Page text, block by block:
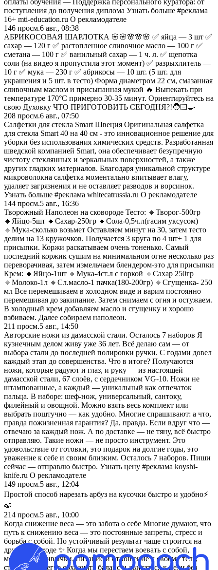
поступления до получения диплома Узнать больше #реклама
16+ mti-education.ru О рекламодателе
146 просм.6 авг., 08:38
АБРИКОСОВАЯ ШАРЛОТКА 🌸🌸🌸🌸🌸 ✅ яйца — 3 шт ✅
сахар — 120 г ✅ растопленное сливочное масло — 100 г ✅
сметана — 100 г ✅ ванильный сахар — 1 ч. л. ✅ щепотка
соли (на видео я пропустила этот момент) ✅ разрыхлитель —
10 г ✅ мука — 230 г ✅ абрикосы — 10 шт. (5 шт. для
украшения и 5 шт. в тесто) Форма диаметром 22 см, смазанная
сливочным маслом и присыпанная мукой 🔥 Выпекать при
температуре 170°С примерно 30-35 минут. Ориентируйтесь на
свою Духовку ЧТО ПРИГОТОВИТЬ СЕГОДНЯ?!🧑🏻‍🍳
208 просм.6 авг., 07:50
Салфетки для стекла Smart Швеция Оригинальная салфетка
для стекла Smart 40 на 40 см - это инновационное решение для
уборки без использования химических средств. Разработанная
шведской компанией Smart, она обеспечивает безупречную
чистоту стеклянных и зеркальных поверхностей, а также
других гладких материалов. Благодаря уникальной структуре
микроволокна салфетка моментально впитывает влагу,
удаляет загрязнения и не оставляет разводов и ворсинок.
Узнать больше #реклама whitecatrussia.ru О рекламодателе
144 просм.5 авг., 16:36
Творожный Наполеон на сковороде Тесто: 🔸Творог-500гр
🔸Яйцо-5шт 🔸Сахар-250гр 🔸Сола-0,5ч.л(гасим уксусом)
🔸Мука-сколько возьмет Оставляем минут на 30, затем тесто
делим на 13 кружочков. Получается 3 круга по 4 шт+ 1 для
присыпки. Коржи раскатываем очень тоненько. Самый
последний коржик сушим на минимальном огне несколько раз
переворачивая, затем измельчаем блендером-это для присыпки
Крем: 🔸Яйцо-1шт 🔸Мука-4ст.л с горкой 🔸Сахар 250гр
🔸Молоко-1л 🔸Сл.масло-1 пачка(180-200гр) 🔸Сгущенка- 250
мл Все перемешиваем в холодном виде и варим постоянно
перемешивая до закипание. Затем снимаем с огня и остужаем.
В холодный крем добавляем масло и сгущенку и хорошо
взбиваем. Далее собираем наполеон.
211 просм.5 авг., 14:50
Авторские ножи из дамасской стали. Осталось 7 наборов Я
кузнечным делом живу уже 36 лет. Всё делаю сам — от
выбора стали до последней полировки ручки. С годами довел
каждый этап до совершенства. Что в итоге? Получаются
ножи, которые радуют и глаз, и руку — из настоящей
дамасской стали, 67 слоёв, с сердечником VG-10. Ножи не
штампованные, а каждый — уникальный как отпечаток
пальца. В наборе: шеф-нож, универсальный, сантоку,
филейный и овощной. Можно взять весь комплект или
выбрать поштучно — как удобно. Многие спрашивают: а что,
правда пожизненная гарантия? Да, правда. Если вдруг что —
отвечаю за каждый нож. А по доставке — не тяну, всё быстро
отправляю. Такие ножи — не просто инструмент. Это
удовольствие от готовки, это подарок на долгие годы, это
уважение к себе и своим близким. Осталось 7 наборов. Пиши
сейчас — отправлю быстро. Узнать цену #реклама koyshi-
knife.ru О рекламодателе
149 просм.5 авг., 12:04
Простой способ нарезать арбуз на кусочки быстро и удобно⚡️
🍉
214 просм.5 авг., 10:00
Когда снижение веса — это забота о себе Многие думают, что
путь к снижению веса — это постоянные запреты, стресс и
борьба с собой. Но устойчивый результат чаще строится на
другом подходе ✨ Когда мы перестаем воевать с собой,
меняются привычки, питание и отношение к своему телу,
становится легче сохранять баланс и двигаться к цели без